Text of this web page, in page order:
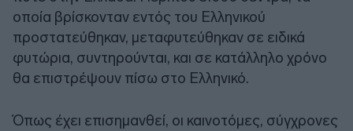
οποία βρίσκονταν εντός του Ελληνικού
προστατεύθηκαν, μεταφυτεύθηκαν σε ειδικά
φυτώρια, συντηρούνται, και σε κατάλληλο χρόνο
θα επιστρέψουν πίσω στο Ελληνικό.
Όπως έχει επισημανθεί, οι καινοτόμες, σύγχρονες